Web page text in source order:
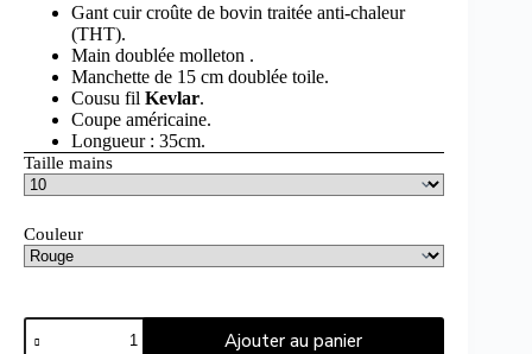
Gant cuir croûte de bovin traitée anti-chaleur
(THT).
Main doublée molleton .
Manchette de 15 cm doublée toile.
Cousu fil Kevlar.
Coupe américaine.
Longueur : 35cm.
Taille mains
Couleur
Ajouter au panier